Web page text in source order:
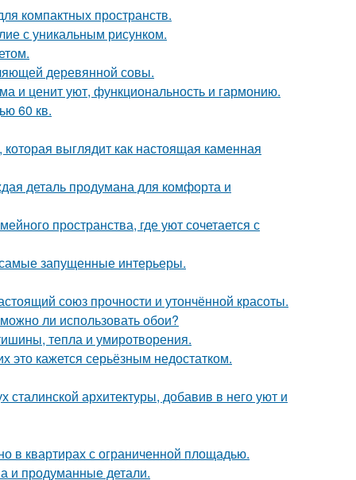
компактных пространств.
с уникальным рисунком.
деревянной совы.
и ценит уют, функциональность и гармонию.
60 кв.
выглядит как настоящая каменная
деталь продумана для комфорта и
пространства, где уют сочетается с
запущенные интерьеры.
союз прочности и утончённой красоты.
ли использовать обои?
тепла и умиротворения.
кажется серьёзным недостатком.
сталинской архитектуры, добавив в него уют и
в квартирах с ограниченной площадью.
и продуманные детали.